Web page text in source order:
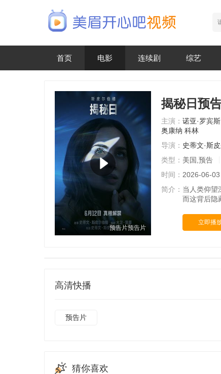
首页 电影 连续剧 综艺
预告片预告片
揭秘日预
主演： 诺亚·罗宾斯
奥康纳 科林
导演： 史蒂文·斯
类型： 美国,预告
时间： 2026-06-
简介： 当人类仰望
而这背后隐
立即播
高清快播
预告片
猜你喜欢